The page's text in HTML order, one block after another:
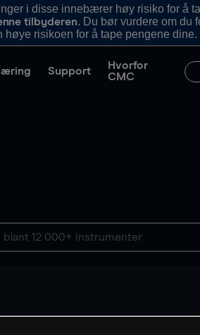
i disse innebærer høy risiko for å
tilbyderen. Du bør vurdere om du
høye risikoen for å tape pengene dine.
Support
Hvorfor
CMC